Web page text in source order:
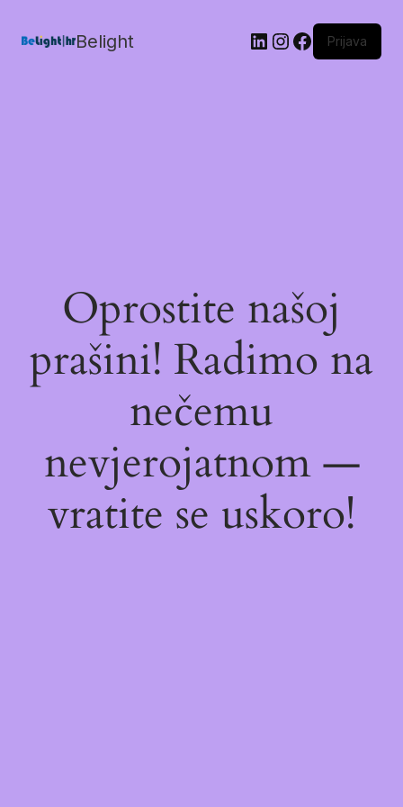
Belight Prijava
Oprostite našoj
prašini! Radimo na
nečemu
nevjerojatnom —
vratite se uskoro!